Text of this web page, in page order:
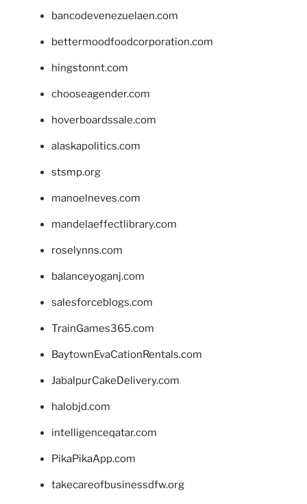
bancodevenezuelaen.com
bettermoodfoodcorporation.com
hingstonnt.com
chooseagender.com
hoverboardssale.com
alaskapolitics.com
stsmp.org
manoelneves.com
mandelaeffectlibrary.com
roselynns.com
balanceyoganj.com
salesforceblogs.com
TrainGames365.com
BaytownEvaCationRentals.com
JabalpurCakeDelivery.com
halobjd.com
intelligenceqatar.com
PikaPikaApp.com
takecareofbusinessdfw.org